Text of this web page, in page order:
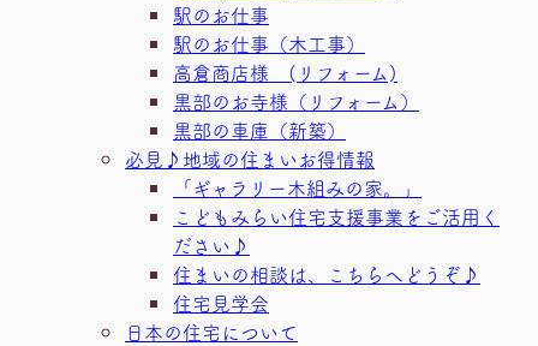
駅のお仕事
駅のお仕事（木工事）
高倉商店様 (リフォーム)
黒部のお寺様（リフォーム）
黒部の車庫（新築）
必見♪地域の住まいお得情報
「ギャラリー木組みの家。」
こどもみらい住宅支援事業をご活用く
ださい♪
住まいの相談は、こちらへどうぞ♪
住宅見学会
日本の住宅について